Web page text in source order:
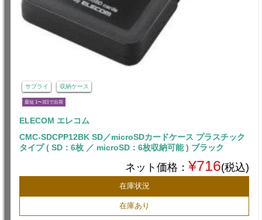
サプライ 収納ケース
最短 1〜3日で出荷
ELECOM エレコム
CMC-SDCPP12BK SD／microSDカードケース プラスチック
タイプ ( SD：6枚 ／ microSD：6枚収納可能 ) ブラック
ネット価格： ¥716(税込)
在庫状況
在庫あり